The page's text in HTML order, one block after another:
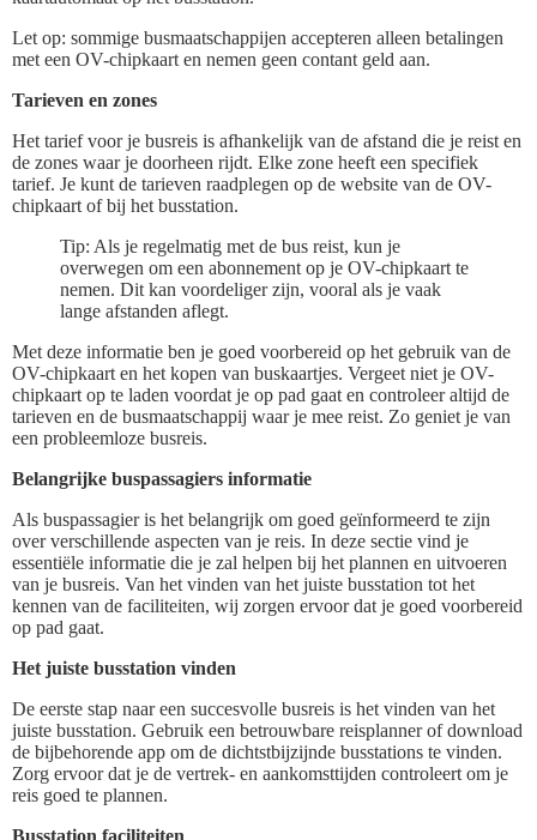
Let op: sommige busmaatschappijen accepteren alleen betalingen
met een OV-chipkaart en nemen geen contant geld aan.
Tarieven en zones
Het tarief voor je busreis is afhankelijk van de afstand die je reist en
de zones waar je doorheen rijdt. Elke zone heeft een specifiek
tarief. Je kunt de tarieven raadplegen op de website van de OV-
chipkaart of bij het busstation.
Tip: Als je regelmatig met de bus reist, kun je
overwegen om een abonnement op je OV-chipkaart te
nemen. Dit kan voordeliger zijn, vooral als je vaak
lange afstanden aflegt.
Met deze informatie ben je goed voorbereid op het gebruik van de
OV-chipkaart en het kopen van buskaartjes. Vergeet niet je OV-
chipkaart op te laden voordat je op pad gaat en controleer altijd de
tarieven en de busmaatschappij waar je mee reist. Zo geniet je van
een probleemloze busreis.
Belangrijke buspassagiers informatie
Als buspassagier is het belangrijk om goed geïnformeerd te zijn
over verschillende aspecten van je reis. In deze sectie vind je
essentiële informatie die je zal helpen bij het plannen en uitvoeren
van je busreis. Van het vinden van het juiste busstation tot het
kennen van de faciliteiten, wij zorgen ervoor dat je goed voorbereid
op pad gaat.
Het juiste busstation vinden
De eerste stap naar een succesvolle busreis is het vinden van het
juiste busstation. Gebruik een betrouwbare reisplanner of download
de bijbehorende app om de dichtstbijzijnde busstations te vinden.
Zorg ervoor dat je de vertrek- en aankomsttijden controleert om je
reis goed te plannen.
Busstation faciliteiten